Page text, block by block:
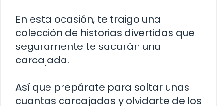
En esta ocasión, te traigo una
colección de historias divertidas que
seguramente te sacarán una
carcajada.
Así que prepárate para soltar unas
cuantas carcajadas y olvidarte de los